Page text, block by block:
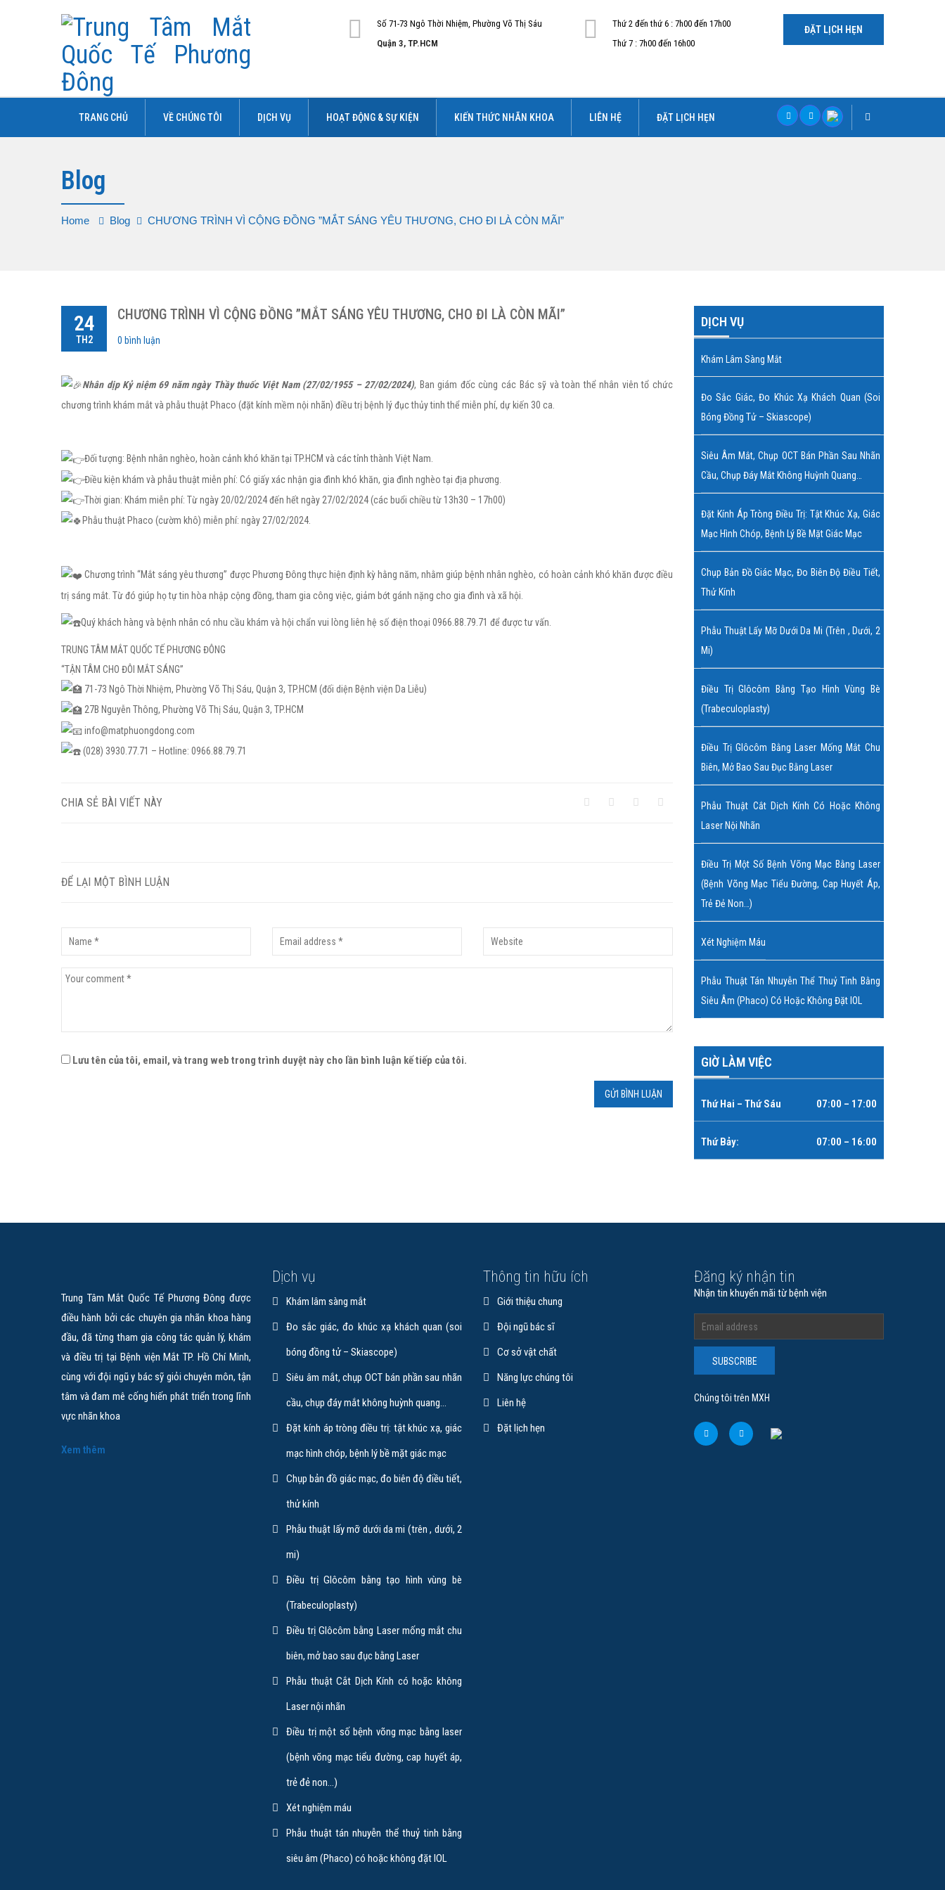
Số 71-73 Ngô Thời Nhiệm, Phường Võ Thị Sáu
Quận 3, TP.HCM
Thứ 2 đến thứ 6 : 7h00 đến 17h00
Thứ 7 : 7h00 đến 16h00
ĐẶT LỊCH HẸN
TRANG CHỦ VỀ CHÚNG TÔI DỊCH VỤ HOẠT ĐỘNG & SỰ KIỆN KIẾN THỨC NHÃN KHOA LIÊN HỆ ĐẶT LỊCH HẸN
Blog
Home Blog CHƯƠNG TRÌNH VÌ CỘNG ĐỒNG ”MẮT SÁNG YÊU THƯƠNG, CHO ĐI LÀ CÒN MÃI”
24
TH2
CHƯƠNG TRÌNH VÌ CỘNG ĐỒNG ”MẮT SÁNG YÊU THƯƠNG, CHO ĐI LÀ CÒN MÃI”
0 bình luận
Nhân dịp Kỷ niệm 69 năm ngày Thầy thuốc Việt Nam (27/02/1955 – 27/02/2024), Ban giám đốc cùng các Bác sỹ và toàn thể nhân viên tổ chức
chương trình khám mắt và phẫu thuật Phaco (đặt kính mềm nội nhãn) điều trị bệnh lý đục thủy tinh thể miễn phí, dự kiến 30 ca.
Đối tượng: Bệnh nhân nghèo, hoàn cảnh khó khăn tại TP.HCM và các tỉnh thành Việt Nam.
Điều kiện khám và phẫu thuật miễn phí: Có giấy xác nhận gia đình khó khăn, gia đình nghèo tại địa phương.
Thời gian: Khám miễn phí: Từ ngày 20/02/2024 đến hết ngày 27/02/2024 (các buổi chiều từ 13h30 – 17h00)
Phẫu thuật Phaco (cườm khô) miễn phí: ngày 27/02/2024.
Chương trình “Mắt sáng yêu thương” được Phương Đông thực hiện định kỳ hằng năm, nhằm giúp bệnh nhân nghèo, có hoàn cảnh khó khăn được điều
trị sáng mắt. Từ đó giúp họ tự tin hòa nhập cộng đồng, tham gia công việc, giảm bớt gánh nặng cho gia đình và xã hội.
Quý khách hàng và bệnh nhân có nhu cầu khám và hội chẩn vui lòng liên hệ số điện thoại 0966.88.79.71 để được tư vấn.
TRUNG TÂM MẮT QUỐC TẾ PHƯƠNG ĐÔNG
“TẬN TÂM CHO ĐÔI MẮT SÁNG”
71-73 Ngô Thời Nhiệm, Phường Võ Thị Sáu, Quận 3, TP.HCM (đối diện Bệnh viện Da Liễu)
27B Nguyễn Thông, Phường Võ Thị Sáu, Quận 3, TP.HCM
info@matphuongdong.com
(028) 3930.77.71 – Hotline: 0966.88.79.71
CHIA SẺ BÀI VIẾT NÀY
ĐỂ LẠI MỘT BÌNH LUẬN
Lưu tên của tôi, email, và trang web trong trình duyệt này cho lần bình luận kế tiếp của tôi.
DỊCH VỤ
Khám Lâm Sàng Mắt
Đo Sắc Giác, Đo Khúc Xạ Khách Quan (soi
Bóng Đồng Tử – Skiascope)
Siêu Âm Mắt, Chụp OCT Bán Phần Sau Nhãn
Cầu, Chụp Đáy Mắt Không Huỳnh Quang…
Đặt Kính Áp Tròng Điều Trị: Tật Khúc Xạ, Giác
Mạc Hình Chóp, Bệnh Lý Bề Mặt Giác Mạc
Chụp Bản Đồ Giác Mạc, Đo Biên Độ Điều Tiết,
Thử Kính
Phẫu Thuật Lấy Mỡ Dưới Da Mi (trên , Dưới, 2
Mi)
Điều Trị Glôcôm Bằng Tạo Hình Vùng Bè
(Trabeculoplasty)
Điều Trị Glôcôm Bằng Laser Mống Mắt Chu
Biên, Mở Bao Sau Đục Bằng Laser
Phẫu Thuật Cắt Dịch Kính Có Hoặc Không
Laser Nội Nhãn
Điều Trị Một Số Bệnh Võng Mạc Bằng Laser
(bệnh Võng Mạc Tiểu Đường, Cap Huyết Áp,
Trẻ Đẻ Non…)
Xét Nghiệm Máu
Phẫu Thuật Tán Nhuyễn Thể Thuỷ Tinh Bằng
Siêu Âm (Phaco) Có Hoặc Không Đặt IOL
GIỜ LÀM VIỆC
Thứ Hai – Thứ Sáu 07:00 – 17:00
Thứ Bảy: 07:00 – 16:00
Trung Tâm Mắt Quốc Tế Phương Đông được
điều hành bởi các chuyên gia nhãn khoa hàng
đầu, đã từng tham gia công tác quản lý, khám
và điều trị tại Bệnh viện Mắt TP. Hồ Chí Minh,
cùng với đội ngũ y bác sỹ giỏi chuyên môn, tận
tâm và đam mê cống hiến phát triển trong lĩnh
vực nhãn khoa
Xem thêm
Dịch vụ
Khám lâm sàng mắt
Đo sắc giác, đo khúc xạ khách quan (soi
bóng đồng tử – Skiascope)
Siêu âm mắt, chụp OCT bán phần sau nhãn
cầu, chụp đáy mắt không huỳnh quang…
Đặt kính áp tròng điều trị: tật khúc xạ, giác
mạc hình chóp, bệnh lý bề mặt giác mạc
Chụp bản đồ giác mạc, đo biên độ điều tiết,
thử kính
Phẫu thuật lấy mỡ dưới da mi (trên , dưới, 2
mi)
Điều trị Glôcôm bằng tạo hình vùng bè
(Trabeculoplasty)
Điều trị Glôcôm bằng Laser mống mắt chu
biên, mở bao sau đục bằng Laser
Phẫu thuật Cắt Dịch Kính có hoặc không
Laser nội nhãn
Điều trị một số bệnh võng mạc bằng laser
(bệnh võng mạc tiểu đường, cap huyết áp,
trẻ đẻ non…)
Xét nghiệm máu
Phẫu thuật tán nhuyễn thể thuỷ tinh bằng
siêu âm (Phaco) có hoặc không đặt IOL
Thông tin hữu ích
Giới thiệu chung
Đội ngũ bác sĩ
Cơ sở vật chất
Năng lực chúng tôi
Liên hệ
Đặt lịch hẹn
Đăng ký nhận tin
Nhận tin khuyến mãi từ bệnh viện
SUBSCRIBE
Chúng tôi trên MXH